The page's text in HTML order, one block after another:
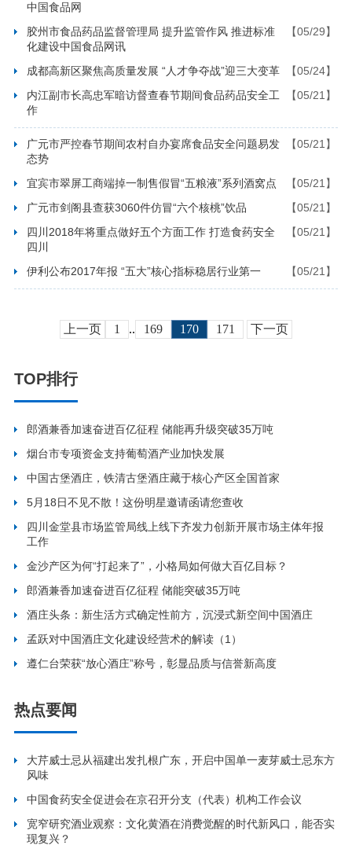
中国食品网
胶州市食品药品监督管理局 提升监管作风 推进标准
化建设中国食品网讯
【05/29】
成都高新区聚焦高质量发展 “人才争夺战”迎三大变革
【05/24】
内江副市长高忠军暗访督查春节期间食品药品安全工
作
【05/21】
广元市严控春节期间农村自办宴席食品安全问题易发
态势
【05/21】
宜宾市翠屏工商端掉一制售假冒“五粮液”系列酒窝点
【05/21】
广元市剑阁县查获3060件仿冒“六个核桃”饮品
【05/21】
四川2018年将重点做好五个方面工作 打造食药安全
四川
【05/21】
伊利公布2017年报 “五大”核心指标稳居行业第一 【05/21】
上一页 1 .. 169 170 171 下一页
TOP排行
郎酒兼香加速奋进百亿征程 储能再升级突破35万吨
烟台市专项资金支持葡萄酒产业加快发展
中国古堡酒庄，铁清古堡酒庄藏于核心产区全国首家
5月18日不见不散！这份明星邀请函请您查收
四川金堂县市场监管局线上线下齐发力创新开展市场主体年报
工作
金沙产区为何“打起来了”，小格局如何做大百亿目标？
郎酒兼香加速奋进百亿征程 储能突破35万吨
酒庄头条：新生活方式确定性前方，沉浸式新空间中国酒庄
孟跃对中国酒庄文化建设经营术的解读（1）
遵仁台荣获“放心酒庄”称号，彰显品质与信誉新高度
热点要闻
大芹威士忌从福建出发扎根广东，开启中国单一麦芽威士忌东方
风味
中国食药安全促进会在京召开分支（代表）机构工作会议
宽窄研究酒业观察：文化黄酒在消费觉醒的时代新风口，能否实
现复兴？